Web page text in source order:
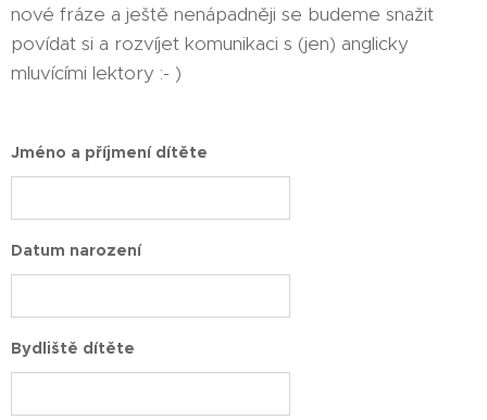
nové fráze a ještě nenápadněji se budeme snažit
povídat si a rozvíjet komunikaci s (jen) anglicky
mluvícími lektory :- )
Jméno a příjmení dítěte
Datum narození
Bydliště dítěte